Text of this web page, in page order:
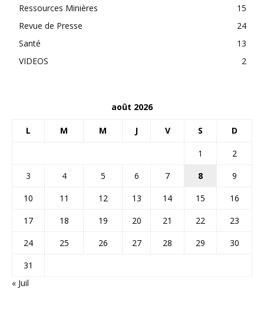
Ressources Minières
15
Revue de Presse
24
Santé
13
VIDEOS
2
août 2026
L M M J V S D
1
2
3
4 5 6 7 8
9
10
11 12 13 14 15
16
17
18 19 20 21 22
23
24
25 26 27 28 29
30
31
« Juil